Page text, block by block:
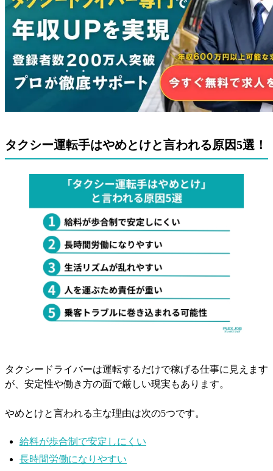
タクシー運転手についてよくある質問
タクシードライバーの年収は？
タクシードライバーの将来性は？
タクシードライバーの死亡率は？
まとめ
タクシー運転手はやめとけと言われる原因5選！
タクシードライバーは運転するだけで稼げる仕事に見えます
が、安定性や働き方の面で厳しい現実もあります。
やめとけと言われる主な理由は次の5つです。
給料が歩合制で安定しにくい
長時間労働になりやすい